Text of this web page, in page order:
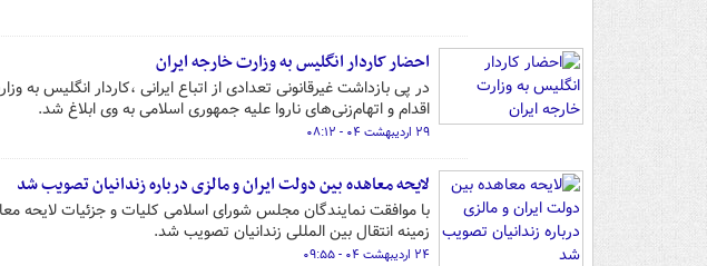
احضار کاردار انگلیس به وزارت خارجه ایران
در پی بازداشت غیرقانونی تعدادی از اتباع ایرانی ،کاردار انگلیس
اقدام و اتهام‌زنی‌های ناروا علیه جمهوری اسلامی به وی ابلاغ شد.
۲۹ اردیبهشت ۰۴ - ۰۸:۱۲
لایحه معاهده بین دولت ایران و مالزی درباره زندانیان تصویب شد
با موافقت نمایندگان مجلس شورای اسلامی کلیات و جزئیات لایحه
زمینه انتقال بین المللی زندانیان تصویب شد.
۲۴ اردیبهشت ۰۴ - ۰۹:۵۵